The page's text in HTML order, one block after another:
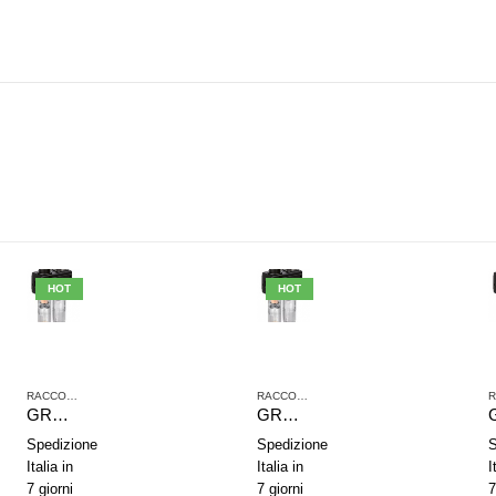
TRATTAMENTO ARIA COMPRESSA
HOT
RACCORDI JOHN GUEST TRATTAMENTO ARIA COMPRESSA
GRUPPO DI TRATTAMENTO ARIA IN 2 PARTI AVENTICS SERIE NL4-ACD 0821300504
Spedizione
Italia in
7 giorni
HOT
GRUPPO DI TRATTAMENTO ARIA IN 2 PARTI AVENTICS SERIE NL4-ACD 0821300502
Spedizione
Italia in
7 giorni